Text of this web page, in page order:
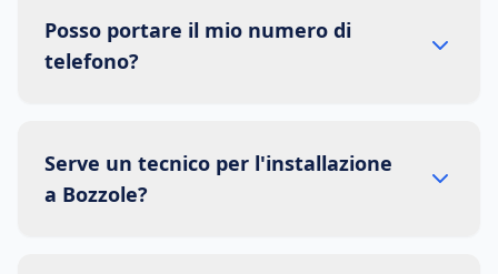
Posso portare il mio numero di
telefono?
Serve un tecnico per l'installazione
a Bozzole?